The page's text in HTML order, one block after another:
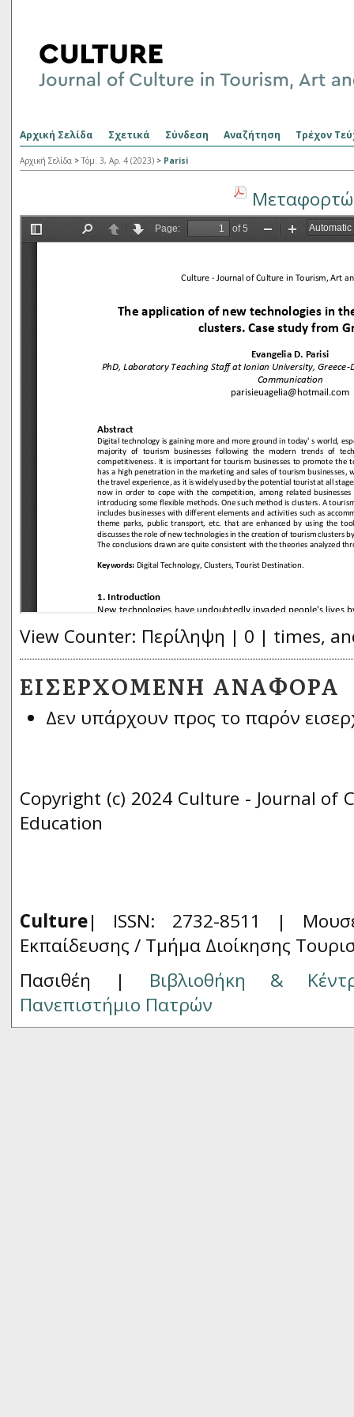
Αρχική Σελίδα Σχετικά Σύνδεση Αναζήτηση Τρέχον
Αρχική Σελίδα > Τόμ. 3, Αρ. 4 (2023) > Parisi
View Counter: Περίληψη | 0 | times,
ΕΙΣΕΡΧΌΜΕΝΗ ΑΝΑΦΟΡΆ
Δεν υπάρχουν προς το παρόν
Copyright (c) 2024 Culture - Journal of
Education
Culture| ISSN: 2732-8511 |
Εκπαίδευσης / Τμήμα Διοίκησης
Πασιθέη | Βιβλιοθήκη &
Πανεπιστήμιο Πατρών